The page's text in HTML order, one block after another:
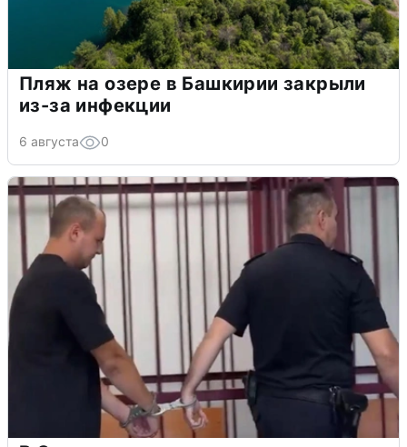
Пляж на озере в Башкирии закрыли
из-за инфекции
6 августа 0